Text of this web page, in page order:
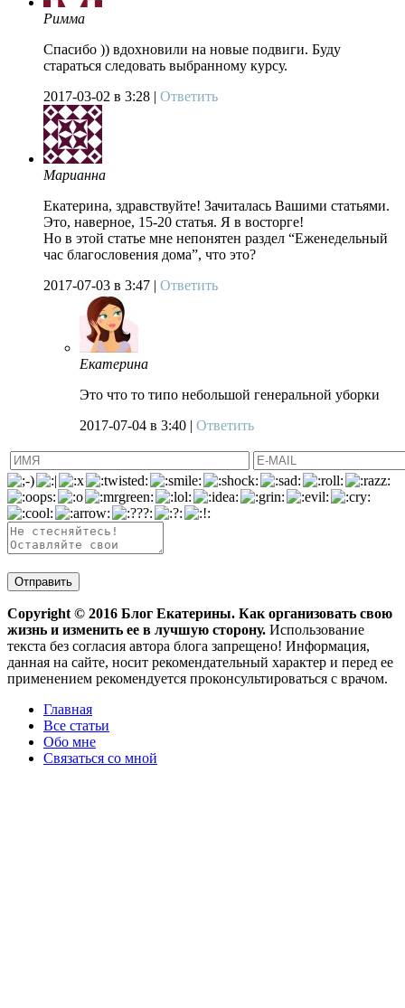
Римма
Спасибо )) вдохновили на новые подвиги. Буду
стараться следовать выбранному курсу.
2017-03-02 в 3:28 | Ответить
Марианна
Екатерина, здравствуйте! Зачиталась Вашими статьями.
Это, наверное, 15-20 статья. Я в восторге!
Но в этой статье мне непонятен раздел “Еженедельный
час благословения дома”, что это?
2017-07-03 в 3:47 | Ответить
Екатерина
Это что то типо небольшой генеральной уборки
2017-07-04 в 3:40 | Ответить
Copyright © 2016 Блог Екатерины. Как организовать свою
жизнь и изменить ее в лучшую сторону. Использование
текста без согласия автора блога запрещено! Информация,
данная на сайте, носит рекомендательный характер и перед ее
применением рекомендуется проконсультироваться с врачом.
Главная
Все статьи
Обо мне
Связаться со мной